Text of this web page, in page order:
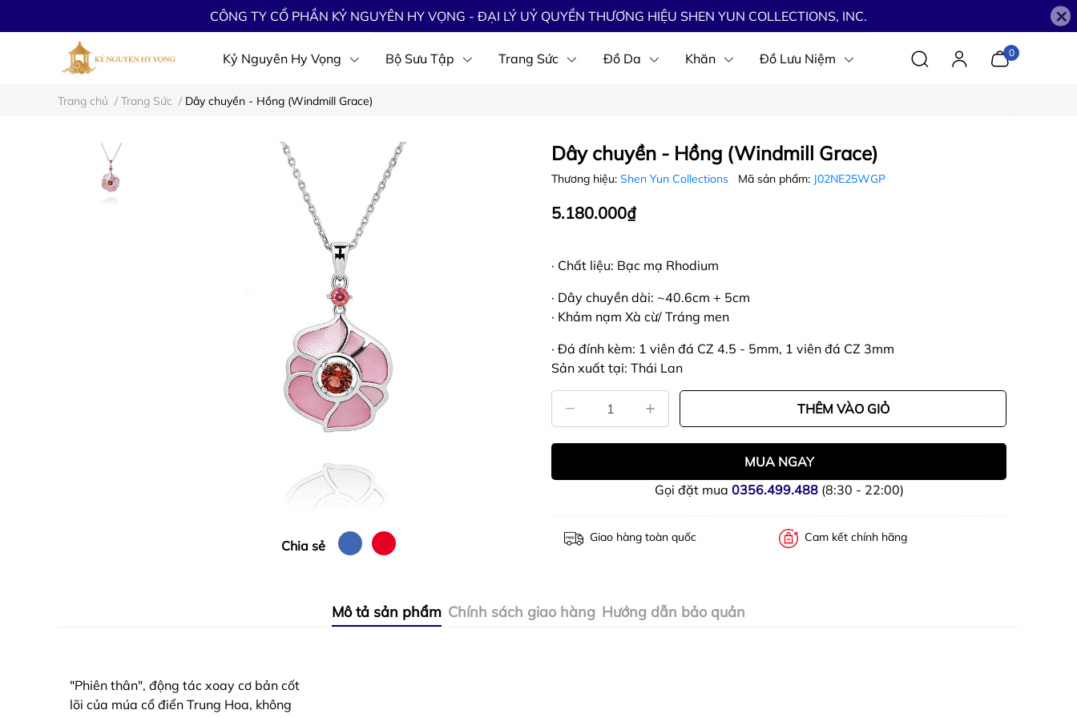
CÔNG TY CỔ PHẦN KỶ NGUYÊN HY VỌNG - ĐẠI LÝ UỶ QUYỀN THƯƠNG HIỆU SHEN YUN COLLECTIONS, INC. ×
Kỷ Nguyên Hy Vọng Bộ Sưu Tập Trang Sức Đồ Da Khăn Đồ Lưu Niệm 0
Trang chủ / Trang Sức / Dây chuyền - Hồng (Windmill Grace)
Chia sẻ
Dây chuyền - Hồng (Windmill Grace)
Thương hiệu: Shen Yun Collections Mã sản phẩm: J02NE25WGP
5.180.000₫
· Chất liệu: Bạc mạ Rhodium
· Dây chuyền dài: ~40.6cm + 5cm
· Khảm nạm Xà cừ/ Tráng men
· Đá đính kèm: 1 viên đá CZ 4.5 - 5mm, 1 viên đá CZ 3mm
Sản xuất tại: Thái Lan
THÊM VÀO GIỎ
MUA NGAY
Gọi đặt mua 0356.499.488(8:30 - 22:00)
Giao hàng toàn quốc Cam kết chính hãng
Mô tả sản phẩm Chính sách giao hàng Hướng dẫn bảo quản
"Phiên thân", động tác xoay cơ bản cốt
lõi của múa cổ điển Trung Hoa, không